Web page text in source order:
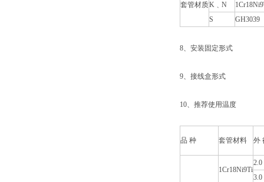
套管材质K﹑N
S
GH3039
8、安装固定形式
9、接线盒形式
10、推荐使用温度
品 种 套管材料 外
1Cr18Ni9Ti
2.0
3.0